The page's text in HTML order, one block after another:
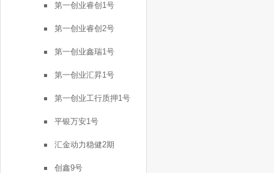
第一创业睿创1号
第一创业睿创2号
第一创业鑫瑞1号
第一创业汇昇1号
第一创业工行质押1号
平银万安1号
汇金动力稳健2期
创鑫9号